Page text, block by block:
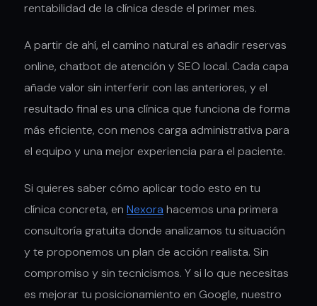
rentabilidad de la clínica desde el primer mes.
A partir de ahí, el camino natural es añadir reservas
online, chatbot de atención y SEO local. Cada capa
añade valor sin interferir con las anteriores, y el
resultado final es una clínica que funciona de forma
más eficiente, con menos carga administrativa para
el equipo y una mejor experiencia para el paciente.
Si quieres saber cómo aplicar todo esto en tu
clínica concreta, en Nexora hacemos una primera
consultoría gratuita donde analizamos tu situación
y te proponemos un plan de acción realista. Sin
compromiso y sin tecnicismos. Y si lo que necesitas
es mejorar tu posicionamiento en Google, nuestro